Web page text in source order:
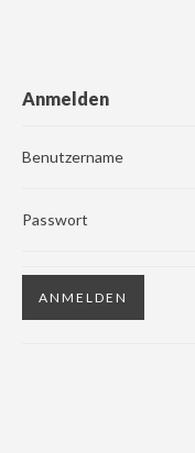
Anmelden
Benutzername
Passwort